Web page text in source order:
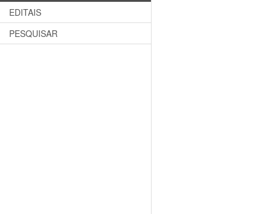
EDITAIS
PESQUISAR